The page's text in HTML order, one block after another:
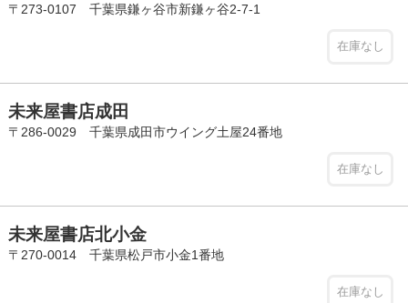
〒273-0107 千葉県鎌ヶ谷市新鎌ヶ谷2-7-1
在庫なし
未来屋書店成田
〒286-0029 千葉県成田市ウイング土屋24番地
在庫なし
未来屋書店北小金
〒270-0014 千葉県松戸市小金1番地
在庫なし